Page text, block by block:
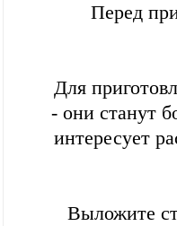
Перед
Для
- они станут
интересует
Выложите